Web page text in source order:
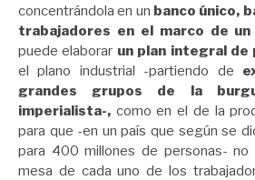
concentrándola en un banco único,
trabajadores en el marco de
puede elaborar un plan integral de
el plano industrial -partiendo de
grandes grupos de la
imperialista-, como en el de la
para que -en un país que según se
para 400 millones de personas-
mesa de cada uno de los